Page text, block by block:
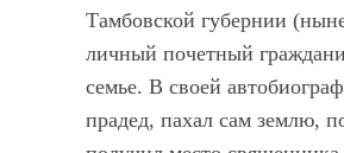
Тамбовской губернии
личный почетный
семье. В своей
прадед, пахал сам землю,